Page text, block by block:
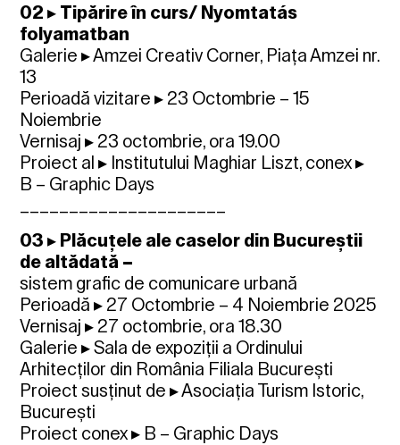
02 ▸ Tipărire în curs/ Nyomtatás
folyamatban
Galerie ▸ Amzei Creativ Corner, Piața Amzei nr.
13
Perioadă vizitare ▸ 23 Octombrie – 15
Noiembrie
Vernisaj ▸ 23 octombrie, ora 19.00
Proiect al ▸ Institutului Maghiar Liszt, conex ▸
B – Graphic Days
03 ▸ Plăcuțele ale caselor din Bucureștii
de altădată –
sistem grafic de comunicare urbană
Perioadă ▸ 27 Octombrie – 4 Noiembrie 2025
Vernisaj ▸ 27 octombrie, ora 18.30
Galerie ▸ Sala de expoziții a Ordinului
Arhitecților din România Filiala București
Proiect susținut de ▸ Asociația Turism Istoric,
București
Proiect conex ▸ B – Graphic Days